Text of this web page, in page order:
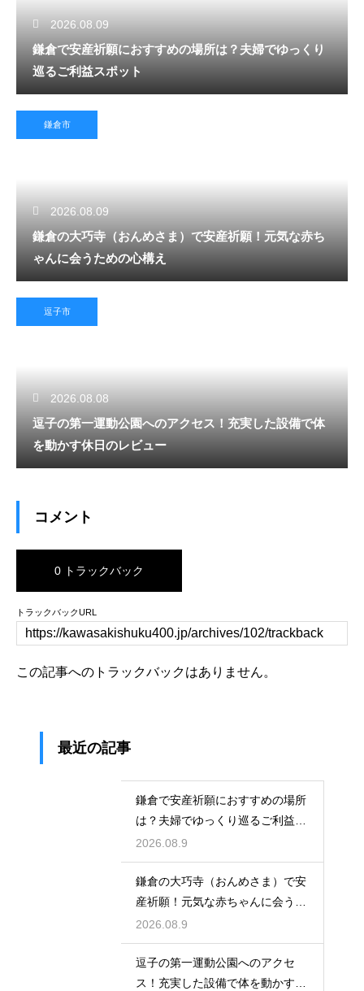
2026.08.09
鎌倉で安産祈願におすすめの場所は？夫婦でゆっくり
巡るご利益スポット
鎌倉市
2026.08.09
鎌倉の大巧寺（おんめさま）で安産祈願！元気な赤ち
ゃんに会うための心構え
逗子市
2026.08.08
逗子の第一運動公園へのアクセス！充実した設備で体
を動かす休日のレビュー
コメント
0 トラックバック
トラックバックURL
この記事へのトラックバックはありません。
最近の記事
鎌倉で安産祈願におすすめの場所
は？夫婦でゆっくり巡るご利益ス
ポット
2026.08.9
鎌倉の大巧寺（おんめさま）で安
産祈願！元気な赤ちゃんに会うた
めの心構え
2026.08.9
逗子の第一運動公園へのアクセ
ス！充実した設備で体を動かす休